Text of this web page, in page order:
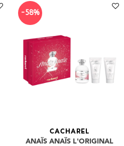
-58%
CACHAREL
ANAÏS ANAÏS L'ORIGINAL